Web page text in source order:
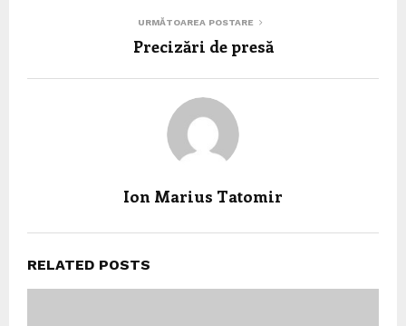
URMĂTOAREA POSTARE
Precizări de presă
Ion Marius Tatomir
RELATED POSTS